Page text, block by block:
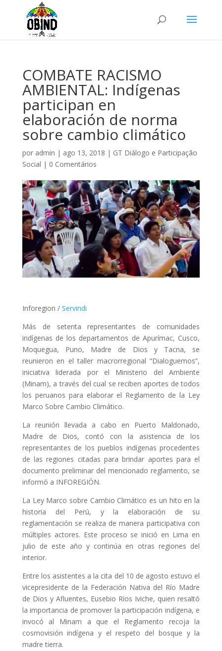
COMBATE RACISMO
AMBIENTAL: Indígenas
participan en
elaboración de norma
sobre cambio climático
por admin | ago 13, 2018 | GT Diálogo e Participação
Social | 0 Comentários
Inforegion / Servindi
Más de setenta representantes de comunidades
indígenas de los departamentos de Apurímac, Cusco,
Moquegua, Puno, Madre de Dios y Tacna, se
reunieron en el taller macrorregional “Dialoguemos”,
iniciativa liderada por el Ministerio del Ambiente
(Minam), a través del cual se reciben aportes de todos
los peruanos para elaborar el Reglamento de la Ley
Marco Sobre Cambio Climático.
La reunión llevada a cabo en Puerto Maldonado,
Madre de Dios, contó con la asistencia de los
representantes de los pueblos indígenas procedentes
de las regiones citadas para brindar aportes para el
documento preliminar del mencionado reglamento, se
informó a INFOREGIÓN.
La Ley Marco sobre Cambio Climático es un hito en la
historia del Perú, y la elaboración de su
reglamentación se realiza de manera participativa con
múltiples actores. Este proceso se inició en Lima en
julio de este año y continúa en otras regiones del
interior.
Entre los asistentes a la cita del 10 de agosto estuvo el
vicepresidente de la Federación Nativa del Río Madre
de Dios y Afluentes, Eusebio Ríos Iviche, quien resaltó
la importancia de promover la participación indígena, e
invocó al Minam a que el Reglamento recoja la
cosmovisión indígena y el respeto del bosque y la
madre tierra.